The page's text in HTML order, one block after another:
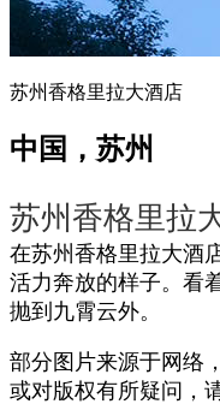
苏州香格里拉大酒店
中国，苏州
苏州香格里拉
在苏州香格里拉大酒
活力奔放的样子。看
抛到九霄云外。
部分图片来源于网络
或对版权有所疑问，